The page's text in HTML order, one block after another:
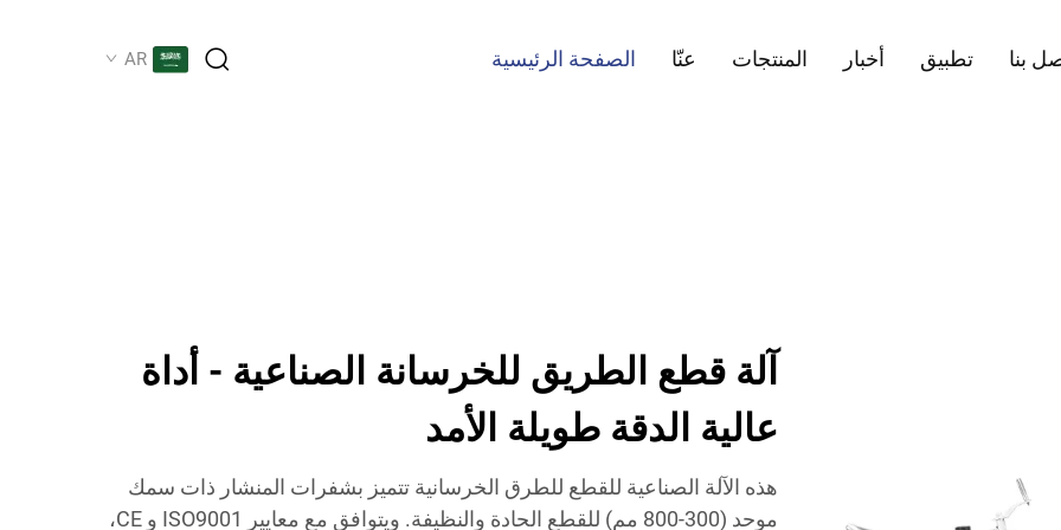
الصفحة الرئيسية عنّا المنتجات أخبار تطبيق بنا AR
آلة قطع الطريق للخرسانة الصناعية - أداة
عالية الدقة طويلة الأمد
هذه الآلة الصناعية للقطع للطرق الخرسانية تتميز بشفرات المنشار ذات سمك
موحد (300-800 مم) للقطع الحادة والنظيفة. ويتوافق مع معايير ISO9001 و CE،